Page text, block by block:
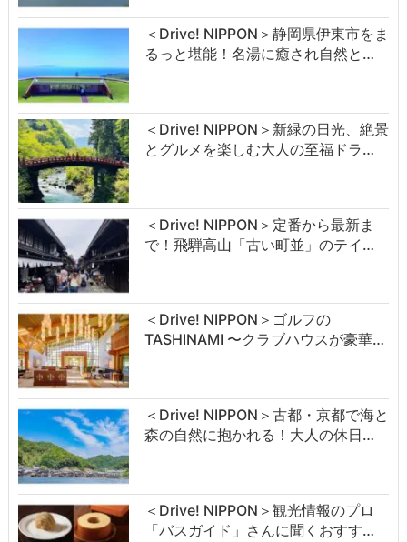
＜Drive! NIPPON＞静岡県伊東市をま
るっと堪能！名湯に癒され自然と…
＜Drive! NIPPON＞新緑の日光、絶景
とグルメを楽しむ大人の至福ドラ…
＜Drive! NIPPON＞定番から最新ま
で！飛騨高山「古い町並」のテイ…
＜Drive! NIPPON＞ゴルフの
TASHINAMI 〜クラブハウスが豪華…
＜Drive! NIPPON＞古都・京都で海と
森の自然に抱かれる！大人の休日…
＜Drive! NIPPON＞観光情報のプロ
「バスガイド」さんに聞くおすす…